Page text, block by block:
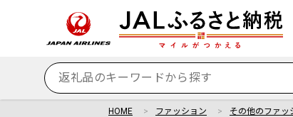
HOME ファッション その他のファッ